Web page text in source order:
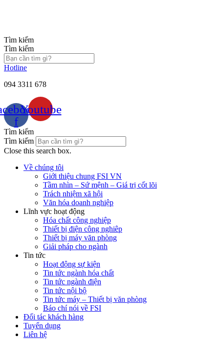
Tìm kiếm
Tìm kiếm
Hotline
094 3311 678
f
Youtube
Tìm kiếm
Tìm kiếm
Close this search box.
Về chúng tôi
Giới thiệu chung FSI VN
Tầm nhìn – Sứ mệnh – Giá trị cốt lõi
Trách nhiệm xã hội
Văn hóa doanh nghiệp
Lĩnh vực hoạt động
Hóa chất công nghiệp
Thiết bị điện công nghiêp
Thiết bị máy văn phòng
Giải pháp cho ngành
Tin tức
Hoạt động sự kiện
Tin tức ngành hóa chất
Tin tức ngành điện
Tin tức nội bộ
Tin tức máy – Thiết bị văn phòng
Báo chí nói về FSI
Đối tác khách hàng
Tuyển dụng
Liên hệ